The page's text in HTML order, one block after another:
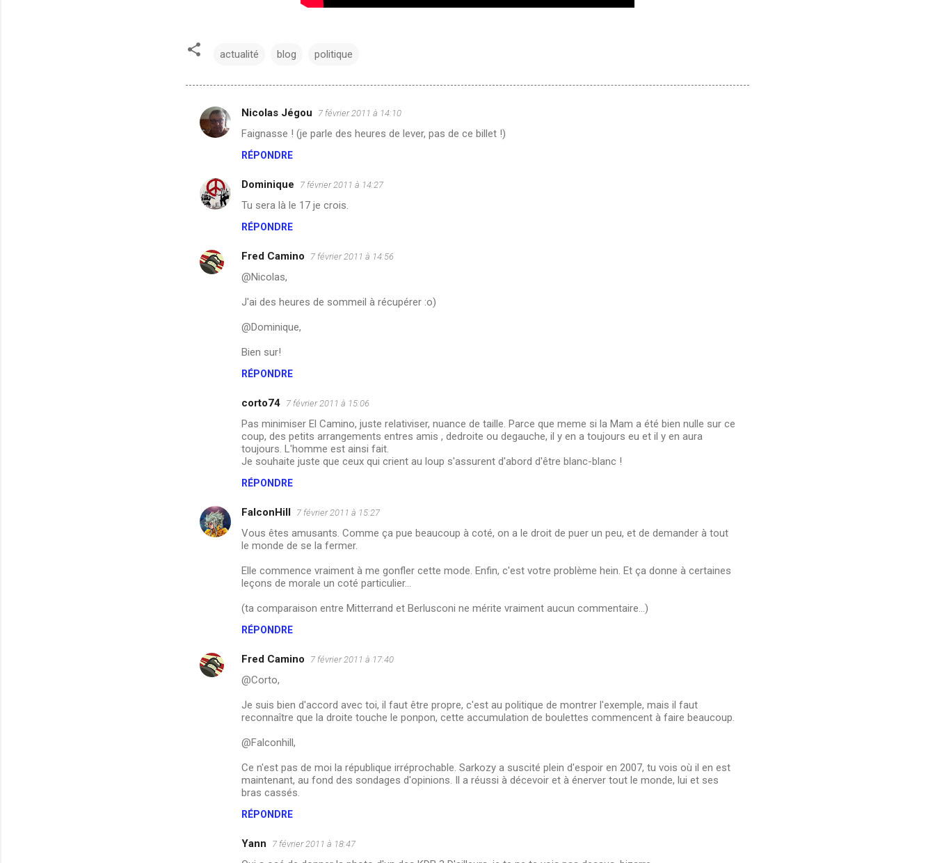
actualité blog politique
C
o
m
e
a
Nicolas Jégou 7 février 2011 à 14:10
Faignasse ! (je parle des heures de lever, pas de ce billet !)
RÉPONDRE
Dominique 7 février 2011 à 14:27
Tu sera là le 17 je crois.
RÉPONDRE
Fred Camino 7 février 2011 à 14:56
@Nicolas,
J'ai des heures de sommeil à récupérer :o)
@Dominique,
Bien sur!
RÉPONDRE
corto74 7 février 2011 à 15:06
Pas minimiser El Camino, juste relativiser, nuance de taille. Parce que meme si la Mam a été bien nulle sur ce
coup, des petits arrangements entres amis , dedroite ou degauche, il y en a toujours eu et il y en aura
toujours. L'homme est ainsi fait.
Je souhaite juste que ceux qui crient au loup s'assurent d'abord d'être blanc-blanc !
RÉPONDRE
FalconHill 7 février 2011 à 15:27
Vous êtes amusants. Comme ça pue beaucoup à coté, on a le droit de puer un peu, et de demander à tout
le monde de se la fermer.
Elle commence vraiment à me gonfler cette mode. Enfin, c'est votre problème hein. Et ça donne à certaines
leçons de morale un coté particulier...
(ta comparaison entre Mitterrand et Berlusconi ne mérite vraiment aucun commentaire...)
RÉPONDRE
Fred Camino 7 février 2011 à 17:40
@Corto,
Je suis bien d'accord avec toi, il faut être propre, c'est au politique de montrer l'exemple, mais il faut
reconnaître que la droite touche le ponpon, cette accumulation de boulettes commencent à faire beaucoup.
@Falconhill,
Ce n'est pas de moi la république irréprochable. Sarkozy a suscité plein d'espoir en 2007, tu vois où il en est
maintenant, au fond des sondages d'opinions. Il a réussi à décevoir et à énerver tout le monde, lui et ses
bras cassés.
RÉPONDRE
Yann 7 février 2011 à 18:47